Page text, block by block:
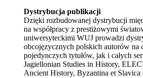
Dystrybucja publikacji
Dzięki rozbudowanej dystrybucji
na współpracy z prestiżowymi
uniwersyteckimi WUJ prowadzi
obcojęzycznych polskich autorów na
pojedynczych tytułów, jak i całych
Jagiellonian Studies in History,
Ancient History, Byzantina et Slavica